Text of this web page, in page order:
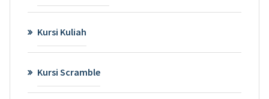
Kursi Kuliah
Kursi Scramble